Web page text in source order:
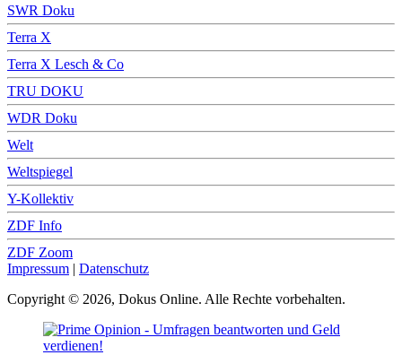
SWR Doku
Terra X
Terra X Lesch & Co
TRU DOKU
WDR Doku
Welt
Weltspiegel
Y-Kollektiv
ZDF Info
ZDF Zoom
Impressum | Datenschutz
Copyright © 2026, Dokus Online. Alle Rechte vorbehalten.